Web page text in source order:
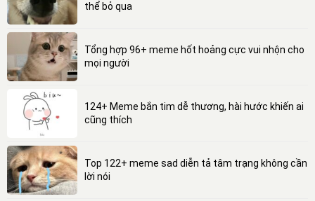
thể bỏ qua
Tổng hợp 96+ meme hốt hoảng cực vui nhộn cho
mọi người
124+ Meme bắn tim dễ thương, hài hước khiến ai
cũng thích
Top 122+ meme sad diễn tả tâm trạng không cần
lời nói